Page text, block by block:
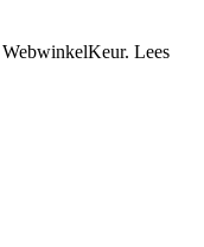
WebwinkelKeur. Lees